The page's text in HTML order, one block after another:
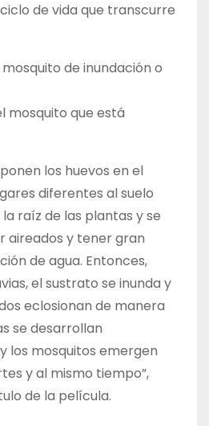
de vida que transcurre
de inundación o
mosquito que está
los huevos en el
diferentes al suelo
raíz de las plantas y se
aireados y tener gran
de agua. Entonces,
el sustrato se inunda y
eclosionan de manera
se desarrollan
los mosquitos emergen
y al mismo tiempo”,
de la película.